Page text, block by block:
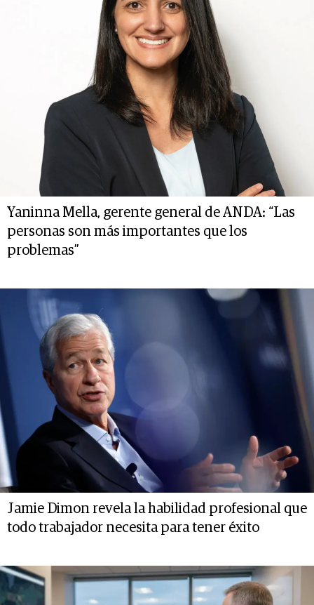
Yaninna Mella, gerente general de ANDA: “Las
personas son más importantes que los
problemas”
Jamie Dimon revela la habilidad profesional que
todo trabajador necesita para tener éxito